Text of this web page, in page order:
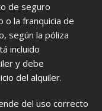
de seguro
la franquicia de
según la póliza
incluido
y debe
del alquiler.
del uso correcto